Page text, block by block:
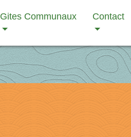
Gites Communaux Contact